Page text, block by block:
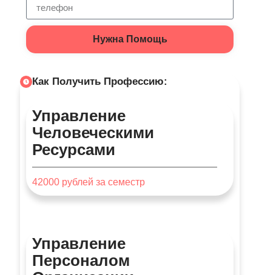
Нужна Помощь
Как Получить Профессию:
Управление
Человеческими
Ресурсами
42000 рублей за семестр
Управление
Персоналом